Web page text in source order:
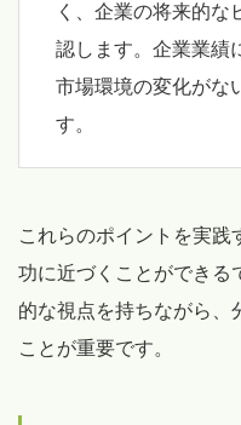
く、企業の将来的な
認します。企業業績
市場環境の変化がな
す。
これらのポイントを実践
功に近づくことができる
的な視点を持ちながら、
ことが重要です。